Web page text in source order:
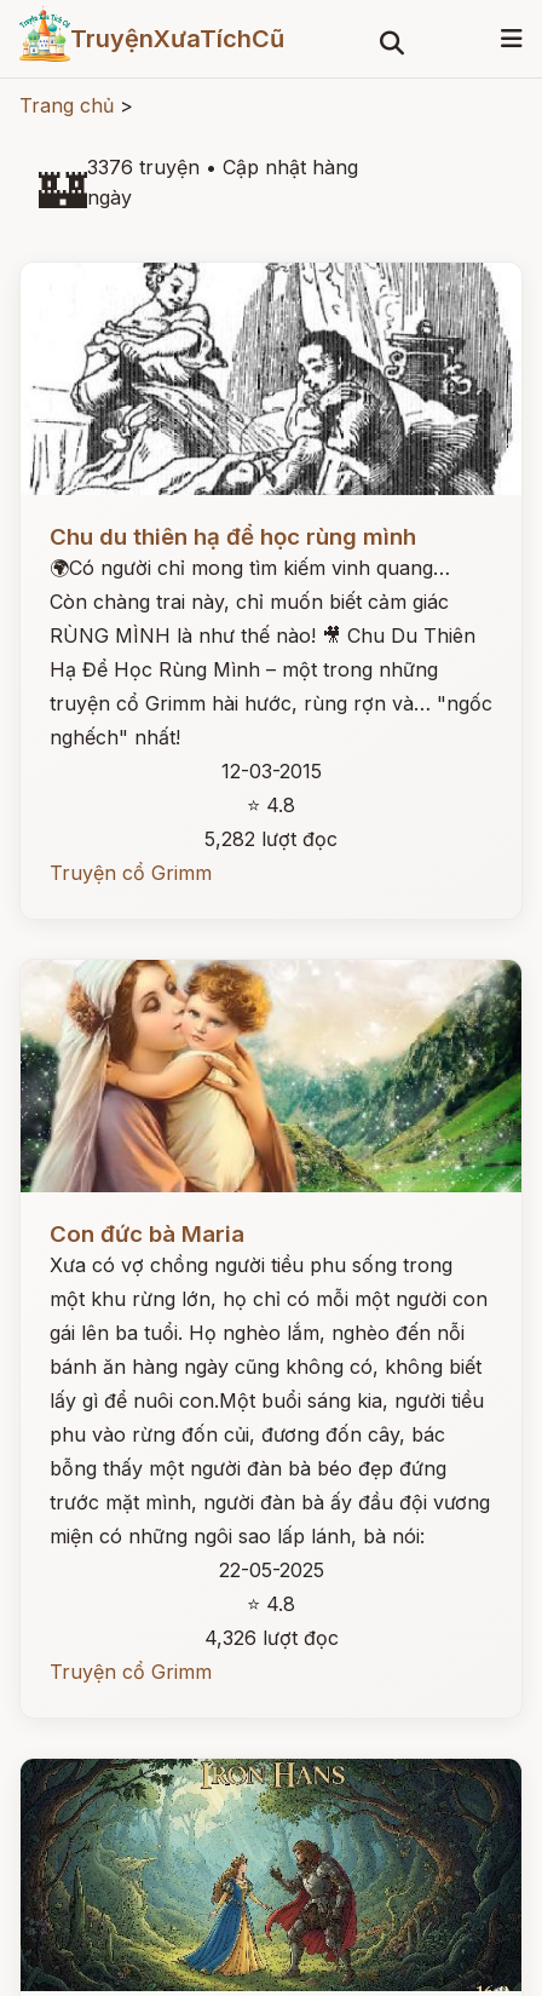
TruyệnXưaTíchCũ
Trang chủ >
🏰3376 truyện • Cập nhật hàng
ngày
Chu du thiên hạ để học rùng mình
🌍Có người chỉ mong tìm kiếm vinh quang…
Còn chàng trai này, chỉ muốn biết cảm giác
RÙNG MÌNH là như thế nào! 🎥 Chu Du Thiên
Hạ Để Học Rùng Mình – một trong những
truyện cổ Grimm hài hước, rùng rợn và… "ngốc
nghếch" nhất!
12-03-2015
⭐ 4.8
5,282 lượt đọc
Truyện cổ Grimm
Con đức bà Maria
Xưa có vợ chồng người tiều phu sống trong
một khu rừng lớn, họ chỉ có mỗi một người con
gái lên ba tuổi. Họ nghèo lắm, nghèo đến nỗi
bánh ăn hàng ngày cũng không có, không biết
lấy gì để nuôi con.Một buổi sáng kia, người tiều
phu vào rừng đốn củi, đương đốn cây, bác
bỗng thấy một người đàn bà béo đẹp đứng
trước mặt mình, người đàn bà ấy đầu đội vương
miện có những ngôi sao lấp lánh, bà nói:
22-05-2025
⭐ 4.8
4,326 lượt đọc
Truyện cổ Grimm